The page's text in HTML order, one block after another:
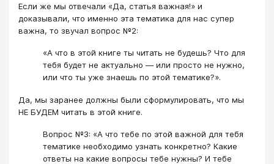
Если же мы отвечали «Да, статья важная!» и
доказывали, что именно эта тематика для нас супер
важна, то звучал вопрос №2:
«А что в этой книге ты читать не будешь? Что для
тебя будет не актуально — или просто не нужно,
или что ты уже знаешь по этой тематике?».
Да, мы заранее должны были сформулировать, что мы
НЕ БУДЕМ читать в этой книге.
Вопрос №3: «А что тебе по этой важной для тебя
тематике необходимо узнать конкретно? Какие
ответы на какие вопросы тебе нужны? И тебе